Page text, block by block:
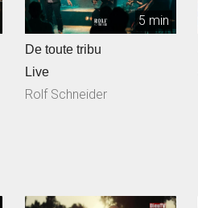
5 min
De toute tribu
Live
Rolf Schneider